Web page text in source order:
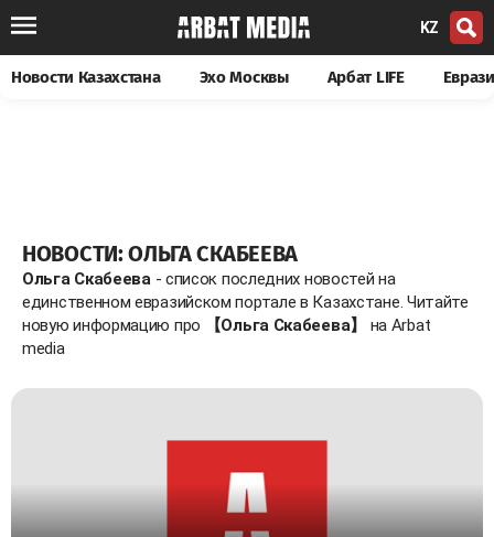
KZ
Новости Казахстана Эхо Москвы Арбат LIFE
НОВОСТИ: ОЛЬГА СКАБЕЕВА
Ольга Скабеева - список последних новостей на
единственном евразийском портале в Казахстане. Читайте
новую информацию про
【Ольга Скабеева】
на Arbat
media